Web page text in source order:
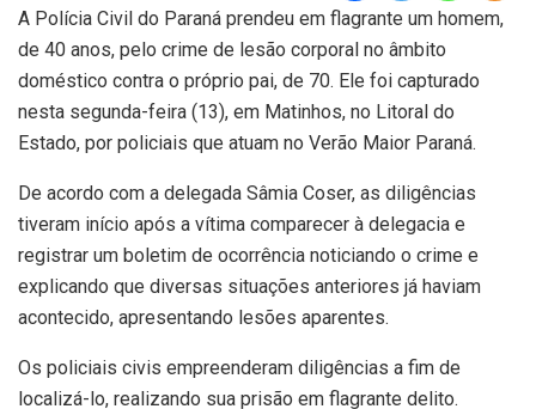
A Polícia Civil do Paraná prendeu em flagrante um homem,
de 40 anos, pelo crime de lesão corporal no âmbito
doméstico contra o próprio pai, de 70. Ele foi capturado
nesta segunda-feira (13), em Matinhos, no Litoral do
Estado, por policiais que atuam no Verão Maior Paraná.
De acordo com a delegada Sâmia Coser, as diligências
tiveram início após a vítima comparecer à delegacia e
registrar um boletim de ocorrência noticiando o crime e
explicando que diversas situações anteriores já haviam
acontecido, apresentando lesões aparentes.
Os policiais civis empreenderam diligências a fim de
localizá-lo, realizando sua prisão em flagrante delito.